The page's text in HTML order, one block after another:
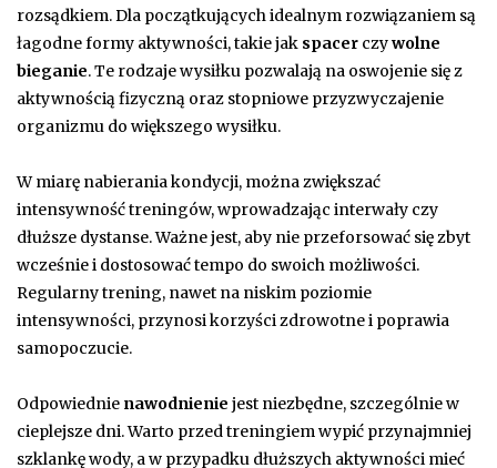
rozsądkiem. Dla początkujących idealnym rozwiązaniem są
łagodne formy aktywności, takie jak spacer czywolne
bieganie. Te rodzaje wysiłku pozwalają na oswojenie się z
aktywnością fizyczną oraz stopniowe przyzwyczajenie
organizmu do większego wysiłku.
W miarę nabierania kondycji, można zwiększać
intensywność treningów, wprowadzając interwały czy
dłuższe dystanse. Ważne jest, aby nie przeforsować się zbyt
wcześnie i dostosować tempo do swoich możliwości.
Regularny trening, nawet na niskim poziomie
intensywności, przynosi korzyści zdrowotne i poprawia
samopoczucie.
Odpowiednie nawodnienie jest niezbędne, szczególnie w
cieplejsze dni. Warto przed treningiem wypić przynajmniej
szklankę wody, a w przypadku dłuższych aktywności mieć